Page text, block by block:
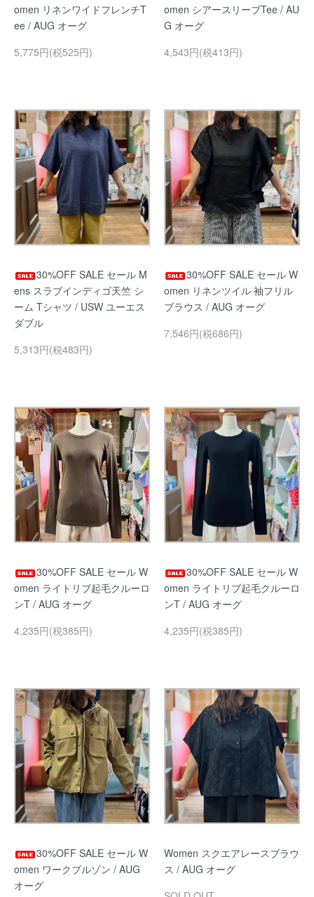
omen リネンワイドフレンチT
ee / AUG オーグ
5,775円(税525円)
omen シアースリーブTee / AU
G オーグ
4,543円(税413円)
30%OFF SALE セール M
ens スラブインディゴ天竺 シ
ーム Tシャツ / USW ユーエス
ダブル
5,313円(税483円)
30%OFF SALE セール W
omen リネンツイル 袖フリル
ブラウス / AUG オーグ
7,546円(税686円)
30%OFF SALE セール W
omen ライトリブ起毛クルーロ
ンT / AUG オーグ
4,235円(税385円)
30%OFF SALE セール W
omen ライトリブ起毛クルーロ
ンT / AUG オーグ
4,235円(税385円)
30%OFF SALE セール W
omen ワークブルゾン / AUG
オーグ
Women スクエアレースブラウ
ス / AUG オーグ